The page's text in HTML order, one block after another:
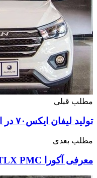
مطلب قبلی
تولید لیفان ایکس‌۷۰ در ایران آغاز شد + مشخصات فنی
مطلب بعدی
معرفی آکورا TLX PMC مدل 2021